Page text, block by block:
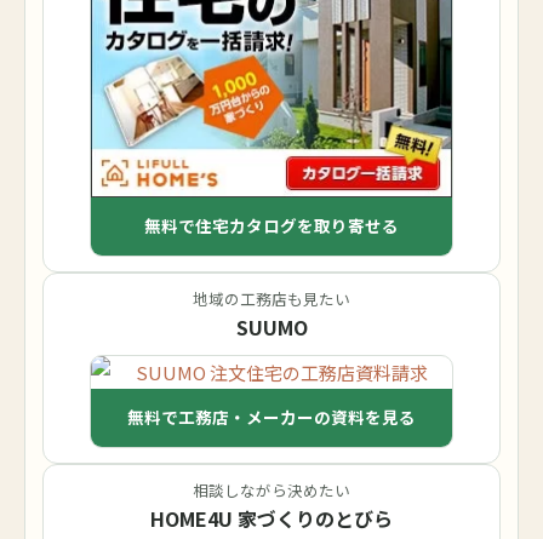
無料で住宅カタログを取り寄せる
地域の工務店も見たい
SUUMO
無料で工務店・メーカーの資料を見る
相談しながら決めたい
HOME4U 家づくりのとびら